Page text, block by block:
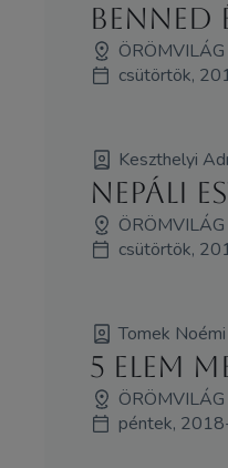
csütörtök,
Keszthelyi
Nepáli
csütörtök,
Tomek Noémi
5 elem
péntek,